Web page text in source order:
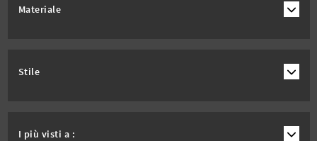
Materiale
Stile
I più visti a :